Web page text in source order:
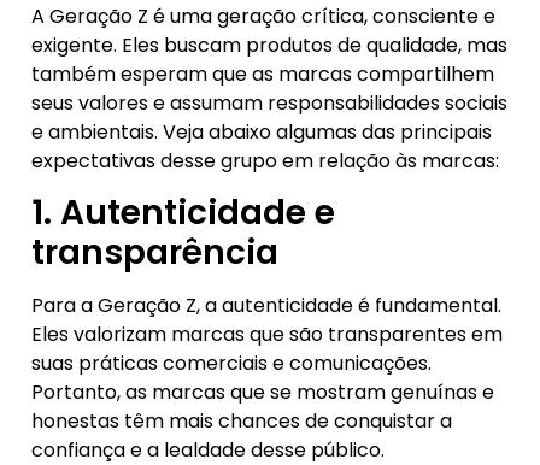
A Geração Z é uma geração crítica, consciente e
exigente. Eles buscam produtos de qualidade, mas
também esperam que as marcas compartilhem
seus valores e assumam responsabilidades sociais
e ambientais. Veja abaixo algumas das principais
expectativas desse grupo em relação às marcas:
1. Autenticidade e
transparência
Para a Geração Z, a autenticidade é fundamental.
Eles valorizam marcas que são transparentes em
suas práticas comerciais e comunicações.
Portanto, as marcas que se mostram genuínas e
honestas têm mais chances de conquistar a
confiança e a lealdade desse público.